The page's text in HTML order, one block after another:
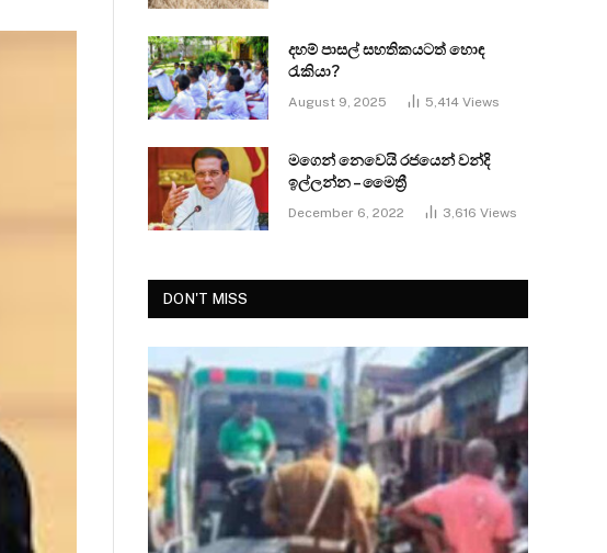
දහම් පාසල් සහතිකයටත් හොඳ
රැකියා?
August 9, 2025 5,414 Views
මගෙන් නෙවෙයි රජයෙන් වන්දි
ඉල්ලන්න – මෛත්‍රී
December 6, 2022 3,616 Views
DON'T MISS